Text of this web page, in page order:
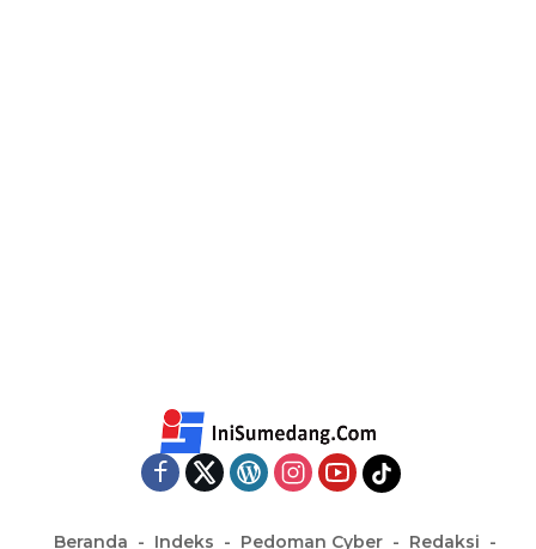
Beranda Indeks Pedoman Cyber Redaksi